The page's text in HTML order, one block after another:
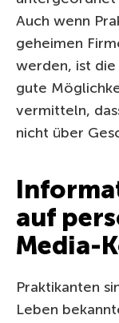
Auch wenn
geheimen
werden, ist die
gute
vermitteln,
nicht über
auf
Media-
Praktikanten
Leben